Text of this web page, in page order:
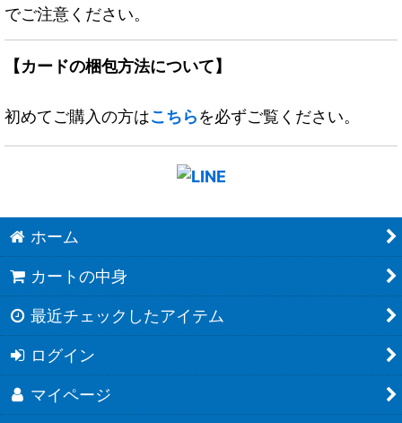
でご注意ください。
【カードの梱包方法について】
初めてご購入の方はこちらを必ずご覧ください。
ホーム
カートの中身
最近チェックしたアイテム
ログイン
マイページ